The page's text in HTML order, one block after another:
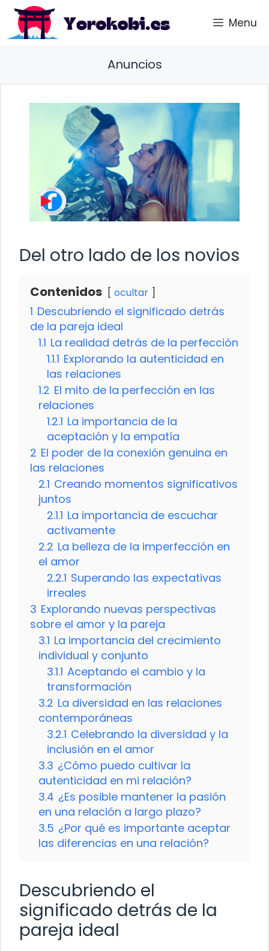
Saltar
contenido
Menu
Anuncios
Del otro lado de los novios
Contenidos ocultar
1 Descubriendo el significado detrás
de la pareja ideal
1.1 La realidad detrás de la perfección
1.1.1 Explorando la autenticidad en
las relaciones
1.2 El mito de la perfección en las
relaciones
1.2.1 La importancia de la
aceptación y la empatía
2 El poder de la conexión genuina en
las relaciones
2.1 Creando momentos significativos
juntos
2.1.1 La importancia de escuchar
activamente
2.2 La belleza de la imperfección en
el amor
2.2.1 Superando las expectativas
irreales
3 Explorando nuevas perspectivas
sobre el amor y la pareja
3.1 La importancia del crecimiento
individual y conjunto
3.1.1 Aceptando el cambio y la
transformación
3.2 La diversidad en las relaciones
contemporáneas
3.2.1 Celebrando la diversidad y la
inclusión en el amor
3.3 ¿Cómo puedo cultivar la
autenticidad en mi relación?
3.4 ¿Es posible mantener la pasión
en una relación a largo plazo?
3.5 ¿Por qué es importante aceptar
las diferencias en una relación?
Descubriendo el
significado detrás de la
pareja ideal